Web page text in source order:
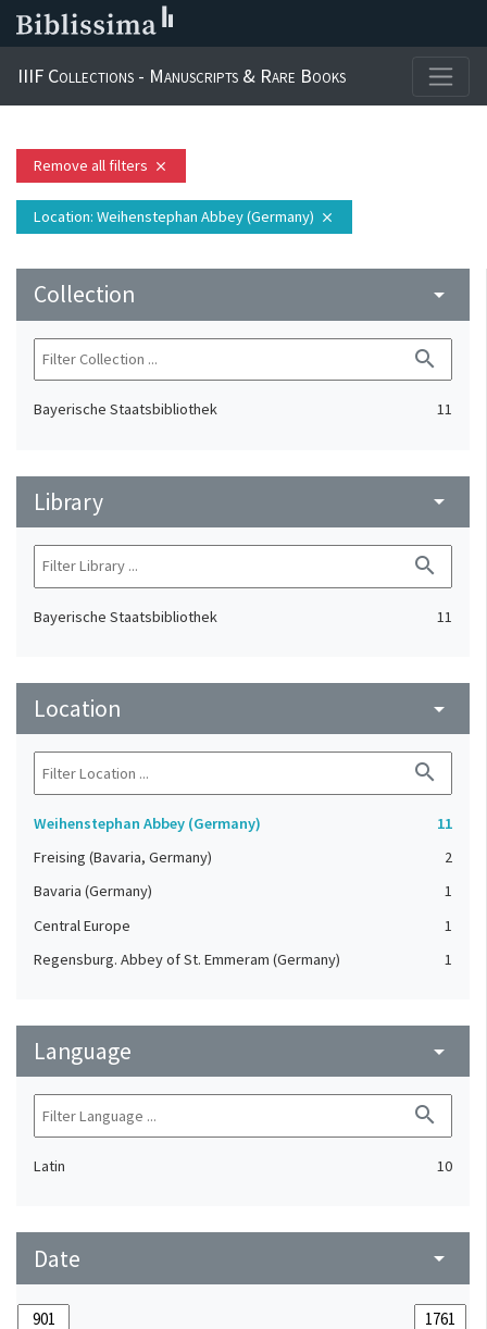
IIIF Collections - Manuscripts & Rare Books
Remove all filters close
Location: Weihenstephan Abbey (Germany) close
Collection arrow_drop_down
search
Bayerische Staatsbibliothek 11
Library arrow_drop_down
search
Bayerische Staatsbibliothek 11
Location arrow_drop_down
search
Weihenstephan Abbey (Germany)
11
Freising (Bavaria, Germany)
2
Bavaria (Germany)
1
Central Europe
1
Regensburg. Abbey of St. Emmeram (Germany)
1
Language arrow_drop_down
search
Latin 10
Date arrow_drop_down